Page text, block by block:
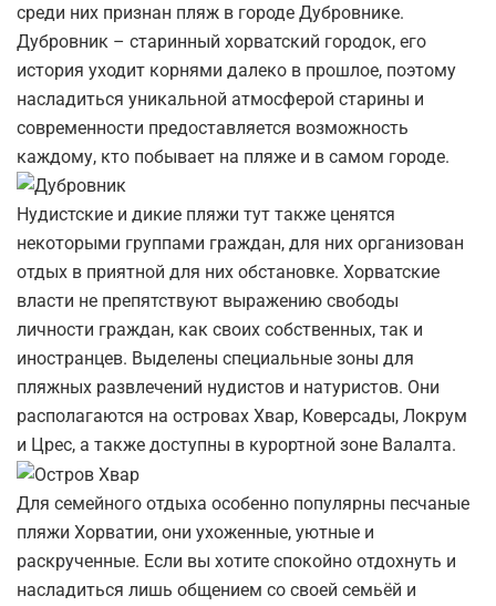
среди них признан пляж в городе Дубровнике.
Дубровник – старинный хорватский городок, его
история уходит корнями далеко в прошлое, поэтому
насладиться уникальной атмосферой старины и
современности предоставляется возможность
каждому, кто побывает на пляже и в самом городе.
Нудистские и дикие пляжи тут также ценятся
некоторыми группами граждан, для них организован
отдых в приятной для них обстановке. Хорватские
власти не препятствуют выражению свободы
личности граждан, как своих собственных, так и
иностранцев. Выделены специальные зоны для
пляжных развлечений нудистов и натуристов. Они
располагаются на островах Хвар, Коверсады, Локрум
и Црес, а также доступны в курортной зоне Валалта.
Для семейного отдыха особенно популярны песчаные
пляжи Хорватии, они ухоженные, уютные и
раскрученные. Если вы хотите спокойно отдохнуть и
насладиться лишь общением со своей семьёй и